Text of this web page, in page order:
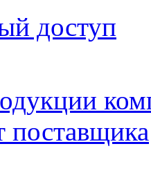
доступ
поставщика